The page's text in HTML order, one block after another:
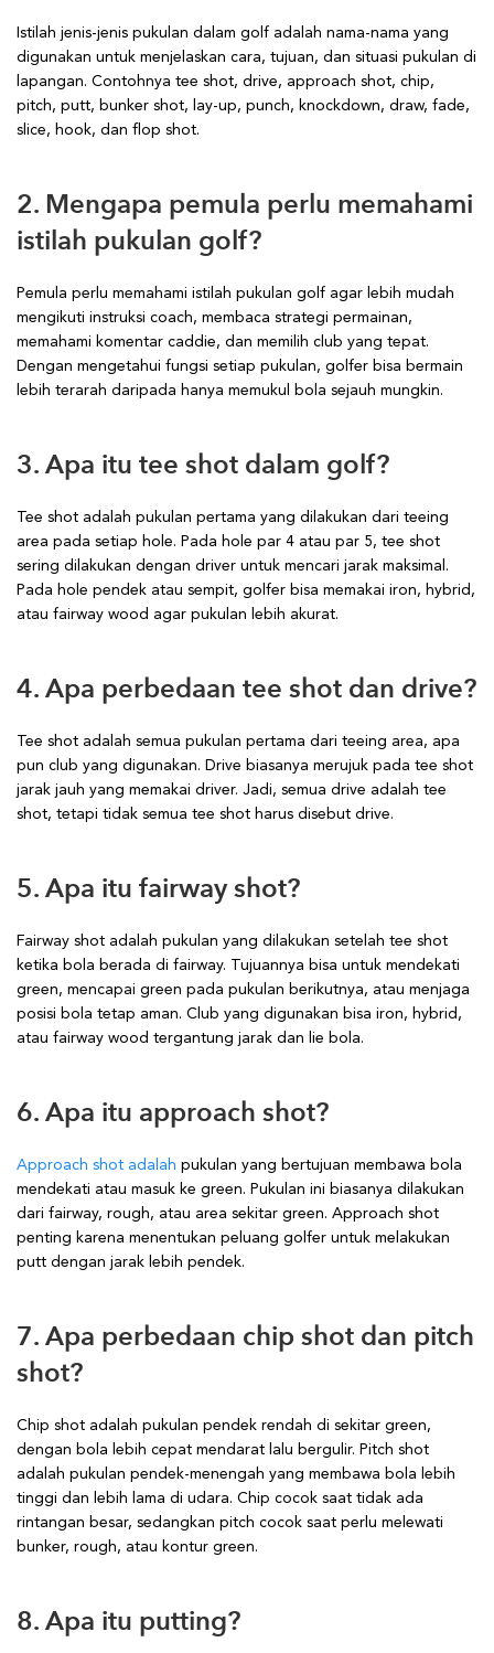
Istilah jenis-jenis pukulan dalam golf adalah nama-nama yang
digunakan untuk menjelaskan cara, tujuan, dan situasi pukulan di
lapangan. Contohnya tee shot, drive, approach shot, chip,
pitch, putt, bunker shot, lay-up, punch, knockdown, draw, fade,
slice, hook, dan flop shot.
2. Mengapa pemula perlu memahami
istilah pukulan golf?
Pemula perlu memahami istilah pukulan golf agar lebih mudah
mengikuti instruksi coach, membaca strategi permainan,
memahami komentar caddie, dan memilih club yang tepat.
Dengan mengetahui fungsi setiap pukulan, golfer bisa bermain
lebih terarah daripada hanya memukul bola sejauh mungkin.
3. Apa itu tee shot dalam golf?
Tee shot adalah pukulan pertama yang dilakukan dari teeing
area pada setiap hole. Pada hole par 4 atau par 5, tee shot
sering dilakukan dengan driver untuk mencari jarak maksimal.
Pada hole pendek atau sempit, golfer bisa memakai iron, hybrid,
atau fairway wood agar pukulan lebih akurat.
4. Apa perbedaan tee shot dan drive?
Tee shot adalah semua pukulan pertama dari teeing area, apa
pun club yang digunakan. Drive biasanya merujuk pada tee shot
jarak jauh yang memakai driver. Jadi, semua drive adalah tee
shot, tetapi tidak semua tee shot harus disebut drive.
5. Apa itu fairway shot?
Fairway shot adalah pukulan yang dilakukan setelah tee shot
ketika bola berada di fairway. Tujuannya bisa untuk mendekati
green, mencapai green pada pukulan berikutnya, atau menjaga
posisi bola tetap aman. Club yang digunakan bisa iron, hybrid,
atau fairway wood tergantung jarak dan lie bola.
6. Apa itu approach shot?
Approach shot adalah pukulan yang bertujuan membawa bola
mendekati atau masuk ke green. Pukulan ini biasanya dilakukan
dari fairway, rough, atau area sekitar green. Approach shot
penting karena menentukan peluang golfer untuk melakukan
putt dengan jarak lebih pendek.
7. Apa perbedaan chip shot dan pitch
shot?
Chip shot adalah pukulan pendek rendah di sekitar green,
dengan bola lebih cepat mendarat lalu bergulir. Pitch shot
adalah pukulan pendek-menengah yang membawa bola lebih
tinggi dan lebih lama di udara. Chip cocok saat tidak ada
rintangan besar, sedangkan pitch cocok saat perlu melewati
bunker, rough, atau kontur green.
8. Apa itu putting?